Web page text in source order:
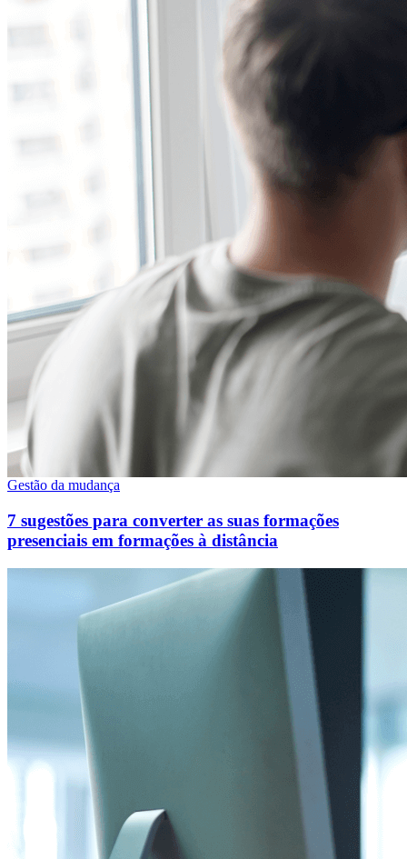
Gestão da mudança
7 sugestões para converter as suas formações
presenciais em formações à distância